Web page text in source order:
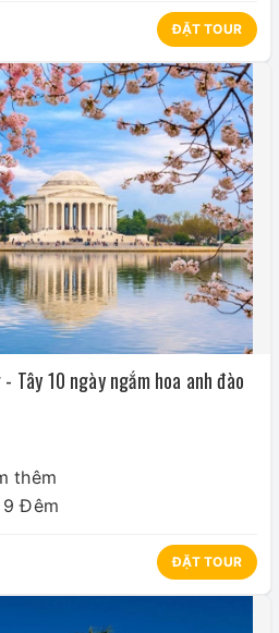
ĐẶT TOUR
Tây 10 ngày ngắm hoa anh đào
thêm
Đêm
ĐẶT TOUR